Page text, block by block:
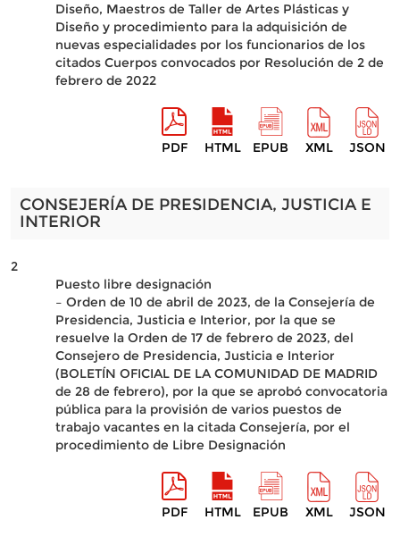
Diseño, Maestros de Taller de Artes Plásticas y
Diseño y procedimiento para la adquisición de
nuevas especialidades por los funcionarios de los
citados Cuerpos convocados por Resolución de 2 de
febrero de 2022
PDF HTML EPUB XML JSON
CONSEJERÍA DE PRESIDENCIA, JUSTICIA E
INTERIOR
2
Puesto libre designación
– Orden de 10 de abril de 2023, de la Consejería de
Presidencia, Justicia e Interior, por la que se
resuelve la Orden de 17 de febrero de 2023, del
Consejero de Presidencia, Justicia e Interior
(BOLETÍN OFICIAL DE LA COMUNIDAD DE MADRID
de 28 de febrero), por la que se aprobó convocatoria
pública para la provisión de varios puestos de
trabajo vacantes en la citada Consejería, por el
procedimiento de Libre Designación
PDF HTML EPUB XML JSON